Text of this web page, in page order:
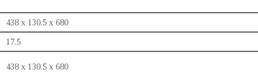
438 x 130.5 x 680
17.5
438 x 130.5 x 680